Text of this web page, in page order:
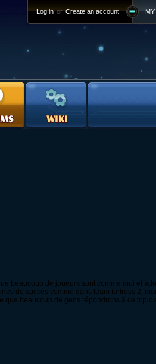
Log in or Create an account
beaucoup de joueurs sont comme moi et
de succès comme dans team fortress 2,
beaucoup de gens répondrons à ce